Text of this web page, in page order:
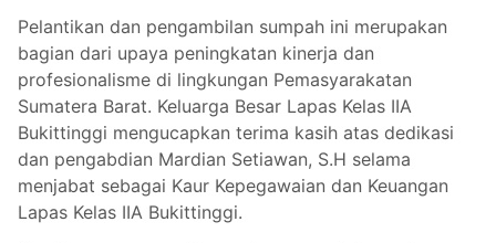
Pelantikan dan pengambilan sumpah ini merupakan
bagian dari upaya peningkatan kinerja dan
profesionalisme di lingkungan Pemasyarakatan
Sumatera Barat. Keluarga Besar Lapas Kelas IIA
Bukittinggi mengucapkan terima kasih atas dedikasi
dan pengabdian Mardian Setiawan, S.H selama
menjabat sebagai Kaur Kepegawaian dan Keuangan
Lapas Kelas IIA Bukittinggi.